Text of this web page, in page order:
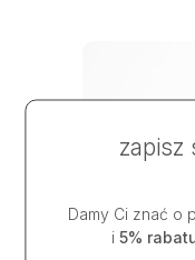
zapisz
Damy Ci znać o
i 5%